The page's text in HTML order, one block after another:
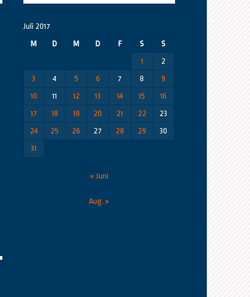
Juli 2017
M
D M D F S
S
1
2
3
4 5 6 7 8
9
10
11 12 13 14 15
16
17
18 19 20 21 22
23
24
25 26 27 28 29
30
31
« Juni
Aug. »